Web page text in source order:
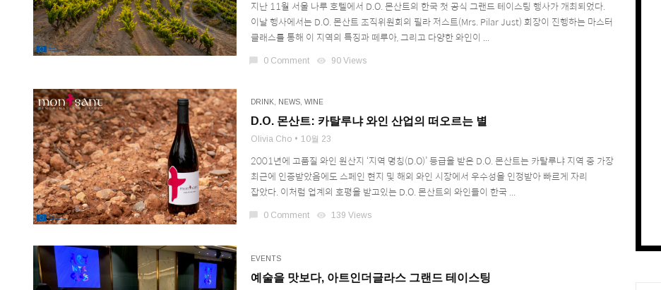
지난 11월 서울 나루 호텔에서 D.O. 몬산트의 한국 첫 공식 그랜드 테이스팅 행사가 개최되었다.
이날 행사에서는 D.O. 몬산트 조직위원회의 필라 저스트(Mrs. Pilar Just) 회장이 진행하는 마스터
클래스를 통해 이 지역의 특징과 떼루아, 그리고 다양한 와인이 ...
chat_bubble 0 Comment visibility 90 Views
DRINK NEWS WINE
D.O. 몬산트: 카탈루냐 와인 산업의 떠오르는 별
Olivia Cho 10월 23
2001년에 고품질 와인 원산지 ‘지역 명칭(D.O)’ 등급을 받은 D.O. 몬산트는 카탈루냐 지역 중 가장
최근에 인증받았음에도 스페인 현지 및 해외 와인 시장에서 우수성을 인정받아 빠르게 자리
잡았다. 이처럼 업계의 호평을 받고있는 D.O. 몬산트의 와인들이 한국 ...
chat_bubble 0 Comment visibility 139 Views
EVENTS
예술을 맛보다, 아트인더글라스 그랜드 테이스팅